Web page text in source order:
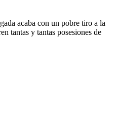
acaba con un pobre tiro a la
tantas y tantas posesiones de